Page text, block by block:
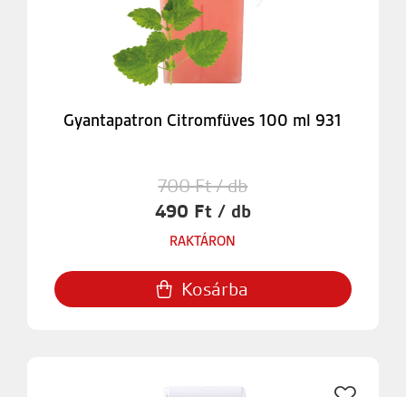
Gyantapatron Citromfüves 100 ml 931
700 Ft / db
490 Ft / db
RAKTÁRON
Kosárba